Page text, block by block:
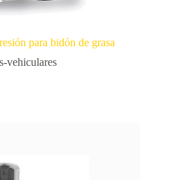
para bidón de grasa
vehiculares